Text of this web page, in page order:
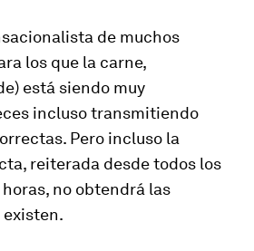
de muchos
los que la carne,
está siendo muy
incluso transmitiendo
Pero incluso la
reiterada desde todos los
no obtendrá las
existen.